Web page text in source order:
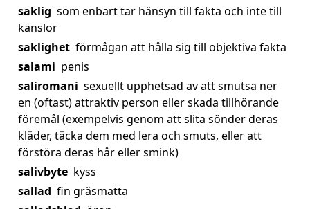
saklig som enbart tar hänsyn till fakta och inte till
känslor
saklighet förmågan att hålla sig till objektiva fakta
salami penis
saliromani sexuellt upphetsad av att smutsa ner
en (oftast) attraktiv person eller skada tillhörande
föremål (exempelvis genom att slita sönder deras
kläder, täcka dem med lera och smuts, eller att
förstöra deras hår eller smink)
salivbyte kyss
sallad fin gräsmatta